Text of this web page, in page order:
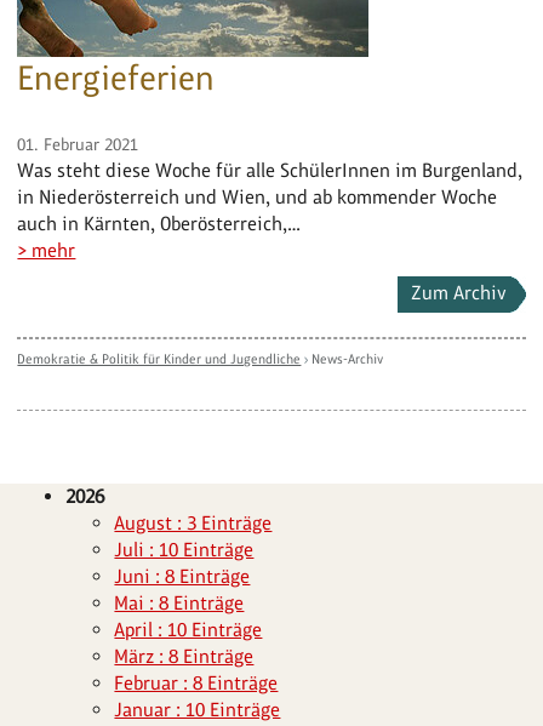
Energieferien
01. Februar 2021
Was steht diese Woche für alle SchülerInnen im Burgenland,
in Niederösterreich und Wien, und ab kommender Woche
auch in Kärnten, Oberösterreich,…
> mehr
Zum Archiv
Demokratie & Politik für Kinder und Jugendliche › News-Archiv
2026
August : 3 Einträge
Juli : 10 Einträge
Juni : 8 Einträge
Mai : 8 Einträge
April : 10 Einträge
März : 8 Einträge
Februar : 8 Einträge
Januar : 10 Einträge